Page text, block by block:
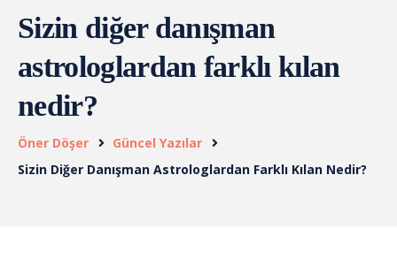
Sizin diğer danışman
astrologlardan farklı kılan
nedir?
Öner Döşer
Güncel Yazılar
Sizin Diğer Danışman Astrologlardan Farklı Kılan Nedir?